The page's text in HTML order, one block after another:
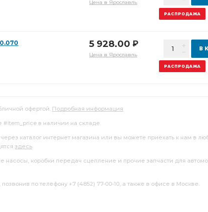
РАСПРОДАЖА
Цена в Ярославль
РАСПРОДАЖА
Цена в Ярославль
5 928.00 Р
В
офертой. Подробная информация
#item_price в наличии на складе.
каталог интернет магазина или вы можете приехать к нам в
здесь.
насосы, коробки передач сцепление и прочие запчасти для
по телефону +7 (4852) 77-00-10, а также в офисе в Москве.